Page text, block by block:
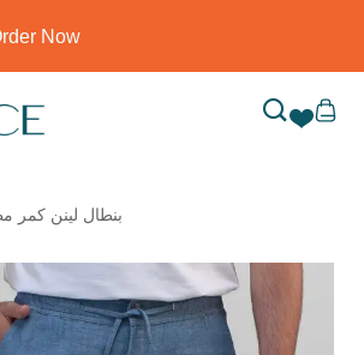
Now​
بنطال لينن كمر